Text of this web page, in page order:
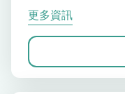
更多資訊